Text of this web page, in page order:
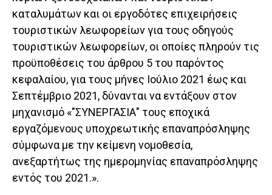
καταλυμάτων και οι εργοδότες επιχειρήσεις
τουριστικών λεωφορείων για τους οδηγούς
τουριστικών λεωφορείων, οι οποίες πληρούν τις
προϋποθέσεις του άρθρου 5 του παρόντος
κεφαλαίου, για τους μήνες Ιούλιο 2021 έως και
Σεπτέμβριο 2021, δύνανται να εντάξουν στον
μηχανισμό «"ΣΥΝΕΡΓΑΣΙΑ" τους εποχικά
εργαζόμενους υποχρεωτικής επαναπρόσληψης
σύμφωνα με την κείμενη νομοθεσία,
ανεξαρτήτως της ημερομηνίας επαναπρόσληψης
εντός του 2021.».